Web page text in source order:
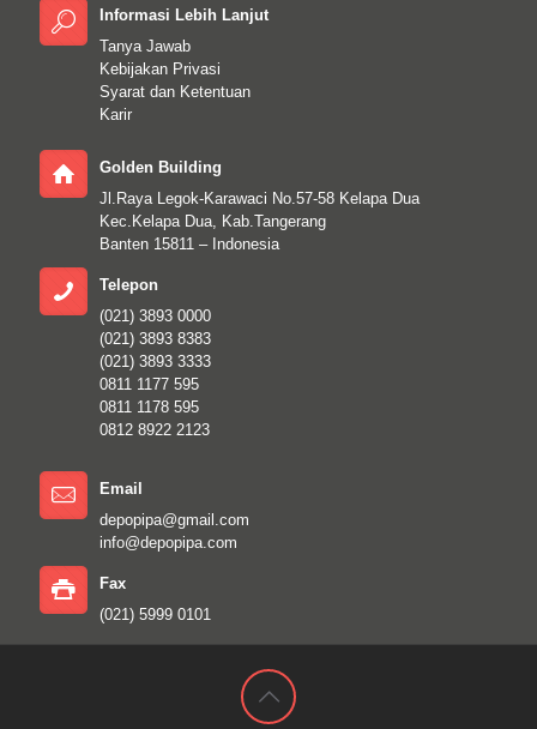
Informasi Lebih Lanjut
Tanya Jawab
Kebijakan Privasi
Syarat dan Ketentuan
Karir
Golden Building
Jl.Raya Legok-Karawaci No.57-58 Kelapa Dua
Kec.Kelapa Dua, Kab.Tangerang
Banten 15811 – Indonesia
Telepon
(021) 3893 0000
(021) 3893 8383
(021) 3893 3333
0811 1177 595
0811 1178 595
0812 8922 2123
Email
depopipa@gmail.com
info@depopipa.com
Fax
(021) 5999 0101